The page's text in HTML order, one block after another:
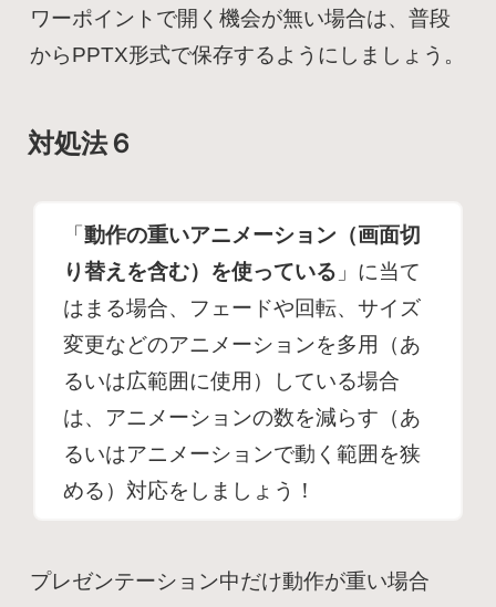
ワーポイントで開く機会が無い場合は、普段
からPPTX形式で保存するようにしましょう。
対処法６
「動作の重いアニメーション（画面切
り替えを含む）を使っている 」に当て
はまる場合、フェードや回転、サイズ
変更などのアニメーションを多用（あ
るいは広範囲に使用）している場合
は、アニメーションの数を減らす（あ
るいはアニメーションで動く範囲を狭
める）対応をしましょう！
プレゼンテーション中だけ動作が重い場合